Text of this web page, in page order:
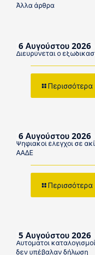
Άλλα άρθρα
6 Αυγούστου 2026
Διευρύνεται ο
Περισσότερα
6 Αυγούστου 2026
Ψηφιακοί έλεγχοι σε
ΑΑΔΕ
Περισσότερα
5 Αυγούστου 2026
Αυτόματοι
δεν υπέβαλαν δήλωση